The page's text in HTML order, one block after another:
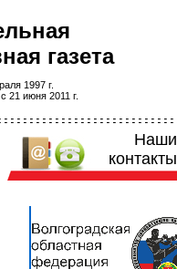
газета
1997 г.
21 июня 2011 г.
Наши
контакты